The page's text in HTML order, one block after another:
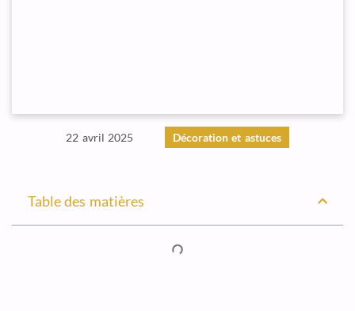
22 avril 2025 Décoration et astuces
Table des matières